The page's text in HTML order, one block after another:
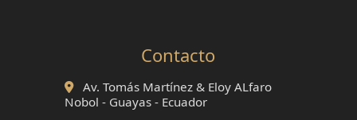
Contacto
Av. Tomás Martínez & Eloy ALfaro
Nobol - Guayas - Ecuador